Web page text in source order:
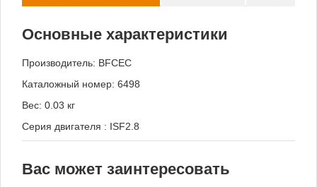
Основные характеристики
Производитель: BFCEC
Каталожный номер: 6498
Вес: 0.03 кг
Серия двигателя : ISF2.8
Вас может заинтересовать